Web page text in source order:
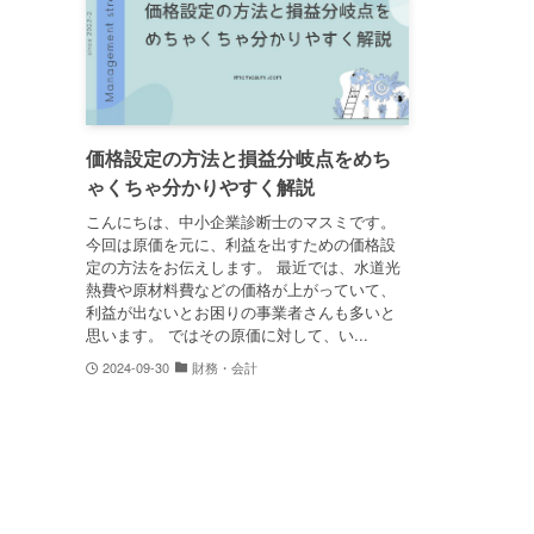
価格設定の方法と損益分岐点をめち
ゃくちゃ分かりやすく解説
こんにちは、中小企業診断士のマスミです。
今回は原価を元に、利益を出すための価格設
定の方法をお伝えします。 最近では、水道光
熱費や原材料費などの価格が上がっていて、
利益が出ないとお困りの事業者さんも多いと
思います。 ではその原価に対して、い...
2024-09-30 財務・会計